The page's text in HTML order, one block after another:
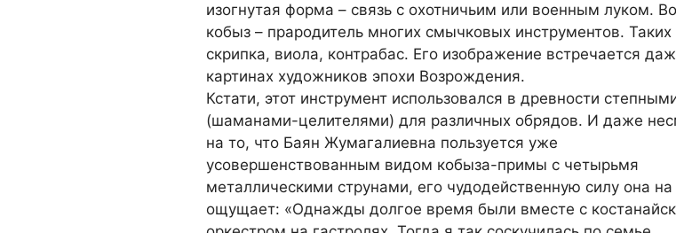
изогнутая форма – связь с охотничьим или военным луком.
кобыз – прародитель многих смычковых инструментов. Таких
скрипка, виола, контрабас. Его изображение встречается
картинах художников эпохи Возрождения.
Кстати, этот инструмент использовался в древности
(шаманами-целителями) для различных обрядов. И даже
на то, что Баян Жумагалиевна пользуется уже
усовершенствованным видом кобыза-примы с четырьмя
металлическими струнами, его чудодейственную силу она на
ощущает: «Однажды долгое время были вместе с